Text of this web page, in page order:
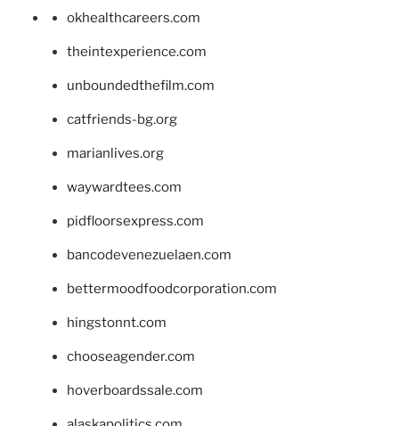
okhealthcareers.com
theintexperience.com
unboundedthefilm.com
catfriends-bg.org
marianlives.org
waywardtees.com
pidfloorsexpress.com
bancodevenezuelaen.com
bettermoodfoodcorporation.com
hingstonnt.com
chooseagender.com
hoverboardssale.com